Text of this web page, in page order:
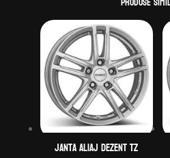
Janta aliaj DEZENT TZ